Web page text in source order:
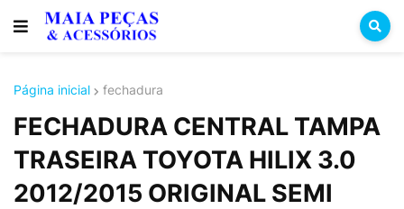
Página inicial fechadura
FECHADURA CENTRAL TAMPA
TRASEIRA TOYOTA HILIX 3.0
2012/2015 ORIGINAL SEMI